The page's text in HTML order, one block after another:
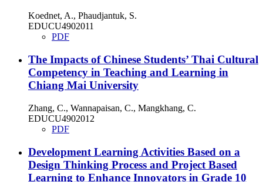
Koednet, A., Phaudjantuk, S.
EDUCU4902011
PDF
The Impacts of Chinese Students’ Thai Cultural
Competency in Teaching and Learning in
Chiang Mai University
Zhang, C., Wannapaisan, C., Mangkhang, C.
EDUCU4902012
PDF
Development Learning Activities Based on a
Design Thinking Process and Project Based
Learning to Enhance Innovators in Grade 10